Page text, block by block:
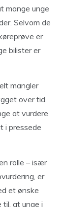
mange unge
Selvom de
er
bilister er
mangler
over tid.
at vurdere
i pressede
rolle – især
er
et ønske
at unge i